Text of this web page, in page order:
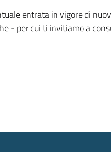
entrata in vigore di
- per cui ti invitiamo a